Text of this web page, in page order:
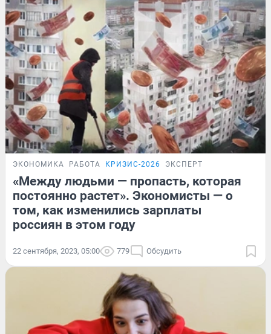
ЭКОНОМИКА РАБОТА КРИЗИС-2026 ЭКСПЕРТ
«Между людьми — пропасть, которая
постоянно растет». Экономисты — о
том, как изменились зарплаты
россиян в этом году
22 сентября, 2023, 05:00 779 Обсудить